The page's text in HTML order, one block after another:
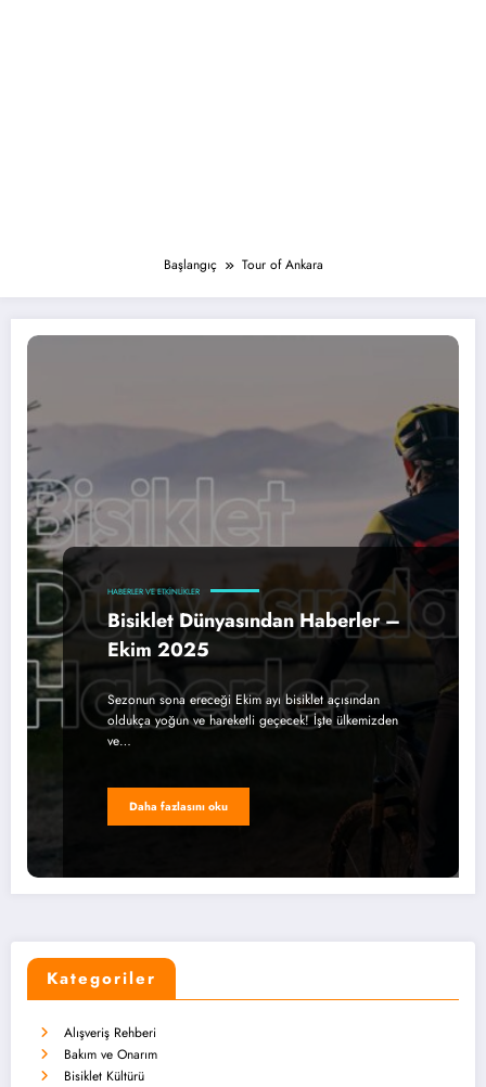
Başlangıç Tour of Ankara
HABERLER VE ETKINLIKLER
Bisiklet Dünyasından Haberler –
Ekim 2025
Sezonun sona ereceği Ekim ayı bisiklet açısından
oldukça yoğun ve hareketli geçecek! İşte ülkemizden
ve…
Daha fazlasını oku
Kategoriler
Alışveriş Rehberi
Bakım ve Onarım
Bisiklet Kültürü